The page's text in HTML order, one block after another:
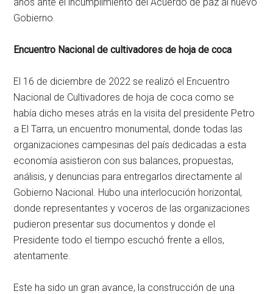
Gobierno.
Encuentro Nacional de cultivadores de hoja de coca
El 16 de diciembre de 2022 se realizó el Encuentro
Nacional de Cultivadores de hoja de coca como se
había dicho meses atrás en la visita del presidente Petro
a El Tarra, un encuentro monumental, donde todas las
organizaciones campesinas del país dedicadas a esta
economía asistieron con sus balances, propuestas,
análisis, y denuncias para entregarlos directamente al
Gobierno Nacional. Hubo una interlocución horizontal,
donde representantes y voceros de las organizaciones
pudieron presentar sus documentos y donde el
Presidente todo el tiempo escuchó frente a ellos,
atentamente.
Este ha sido un gran avance, la construcción de una